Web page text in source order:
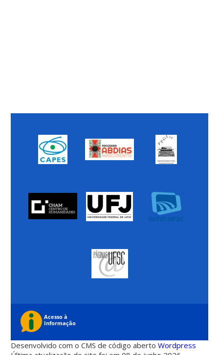
Desenvolvido com o CMS de código abertoWordpress